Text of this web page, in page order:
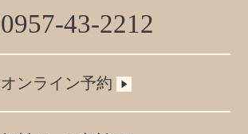
0957-43-2212
オンライン予約